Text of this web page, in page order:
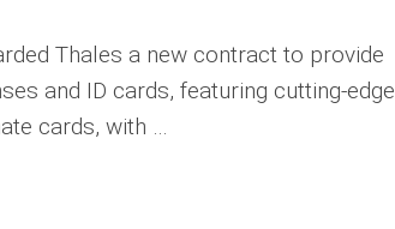
Thales a new contract to provide
and ID cards, featuring cutting-edge
cards, with …